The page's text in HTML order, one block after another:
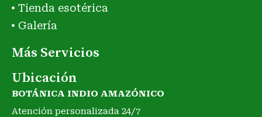
Tienda esotérica
Galería
Más Servicios
Ubicación
BOTÁNICA INDIO AMAZÓNICO
Atención personalizada 24/7